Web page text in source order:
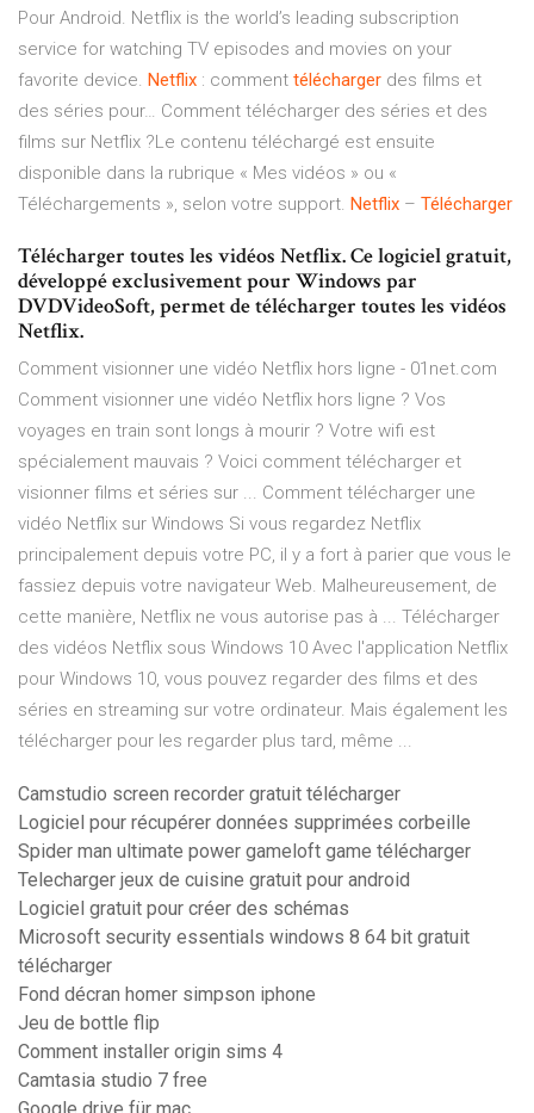
Pour Android. Netflix is the world’s leading subscription
service for watching TV episodes and movies on your
favorite device. Netflix : comment télécharger des films et
des séries pour… Comment télécharger des séries et des
films sur Netflix ?Le contenu téléchargé est ensuite
disponible dans la rubrique « Mes vidéos » ou «
Téléchargements », selon votre support. Netflix – Télécharger
Télécharger toutes les vidéos Netflix. Ce logiciel gratuit,
développé exclusivement pour Windows par
DVDVideoSoft, permet de télécharger toutes les vidéos
Netflix.
Comment visionner une vidéo Netflix hors ligne - 01net.com
Comment visionner une vidéo Netflix hors ligne ? Vos
voyages en train sont longs à mourir ? Votre wifi est
spécialement mauvais ? Voici comment télécharger et
visionner films et séries sur ... Comment télécharger une
vidéo Netflix sur Windows Si vous regardez Netflix
principalement depuis votre PC, il y a fort à parier que vous le
fassiez depuis votre navigateur Web. Malheureusement, de
cette manière, Netflix ne vous autorise pas à ... Télécharger
des vidéos Netflix sous Windows 10 Avec l'application Netflix
pour Windows 10, vous pouvez regarder des films et des
séries en streaming sur votre ordinateur. Mais également les
télécharger pour les regarder plus tard, même ...
Camstudio screen recorder gratuit télécharger
Logiciel pour récupérer données supprimées corbeille
Spider man ultimate power gameloft game télécharger
Telecharger jeux de cuisine gratuit pour android
Logiciel gratuit pour créer des schémas
Microsoft security essentials windows 8 64 bit gratuit
télécharger
Fond décran homer simpson iphone
Jeu de bottle flip
Comment installer origin sims 4
Camtasia studio 7 free